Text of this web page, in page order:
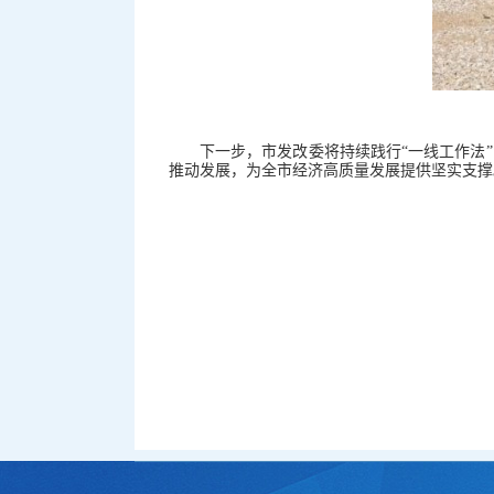
下一步，市发改委将持续践行“一线工作
推动发展，为全市经济高质量发展提供坚实支